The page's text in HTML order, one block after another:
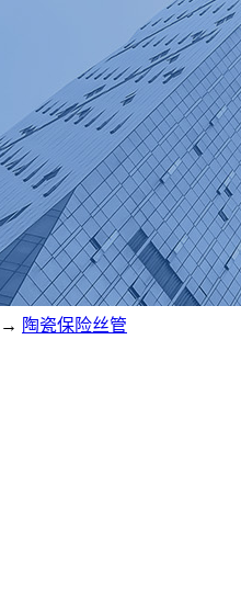
→ 陶瓷保险丝管